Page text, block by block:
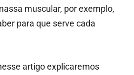
muscular, por exemplo,
para que serve cada
artigo explicaremos